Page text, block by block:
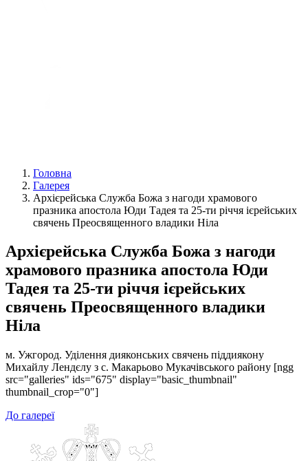
Головна
Галерея
Архієрейська Служба Божа з нагоди храмового
празника апостола Юди Тадея та 25-ти річчя ієрейських
свячень Преосвященного владики Ніла
Архієрейська Служба Божа з нагоди
храмового празника апостола Юди
Тадея та 25-ти річчя ієрейських
свячень Преосвященного владики
Ніла
м. Ужгород. Уділення дияконських свячень піддиякону
Михайлу Лендєлу з с. Макарьово Мукачівського району [ngg
src="galleries" ids="675" display="basic_thumbnail"
thumbnail_crop="0"]
До галереї